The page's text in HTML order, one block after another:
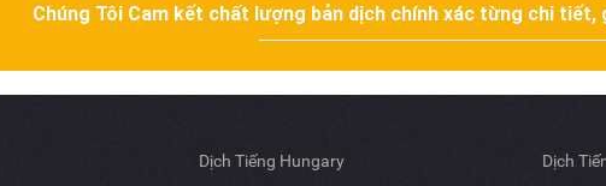
Chúng Tôi Cam kết chất lượng bản dịch chính xác từng chi
Dịch Tiếng Hungary
Dịch